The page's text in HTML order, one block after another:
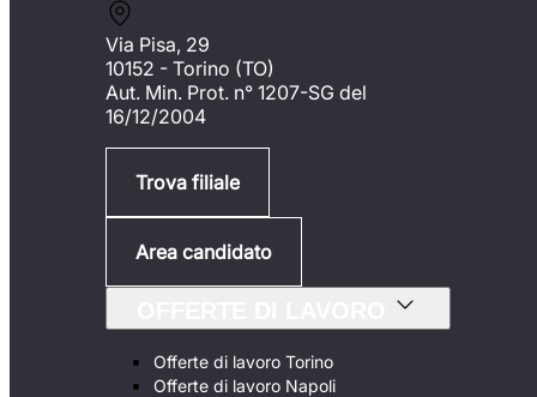
Via Pisa, 29
10152 - Torino (TO)
Aut. Min. Prot. n° 1207-SG del
16/12/2004
Trova filiale
Area candidato
Offerte di lavoro Torino
Offerte di lavoro Napoli